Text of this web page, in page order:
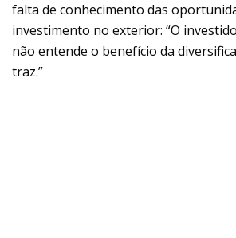
falta de conhecimento das
investimento no exterior: “O
não entende o benefício da
traz.”